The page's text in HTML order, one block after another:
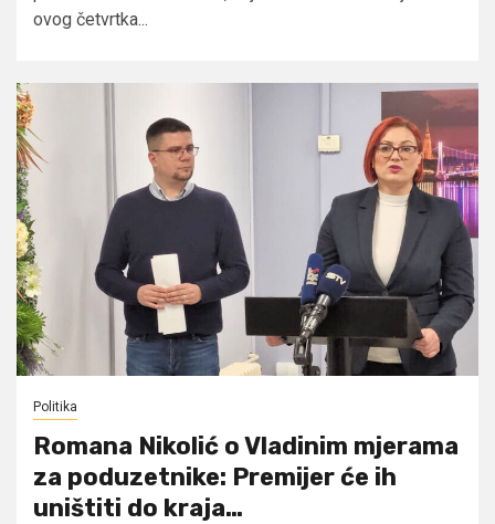
ovog četvrtka...
Politika
Romana Nikolić o Vladinim mjerama
za poduzetnike: Premijer će ih
uništiti do kraja…